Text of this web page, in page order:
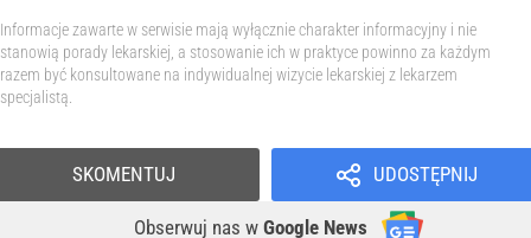
Informacje zawarte w serwisie mają wyłącznie charakter informacyjny i nie
stanowią porady lekarskiej, a stosowanie ich w praktyce powinno za każdym
razem być konsultowane na indywidualnej wizycie lekarskiej z lekarzem
specjalistą.
UDOSTĘPNIJ
Obserwuj nas w Google News
SKOMENTUJ